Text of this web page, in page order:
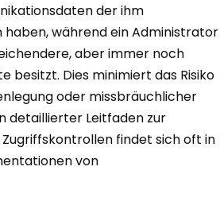
der ihm
haben, während ein Administrator
aber immer noch
besitzt. Dies minimiert das Risiko
oder missbräuchlicher
detaillierter Leitfaden zur
findet sich oft in
von